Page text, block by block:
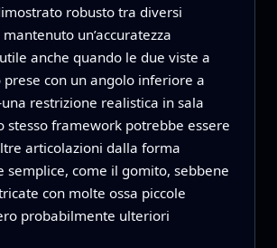
robusto tra diversi
un’accuratezza
anche quando le due viste a
prese con un angolo inferiore a
restrizione realistica in sala
stesso framework potrebbe essere
articolazioni dalla forma
semplice, come il gomito, sebbene
con molte ossa piccole
probabilmente ulteriori